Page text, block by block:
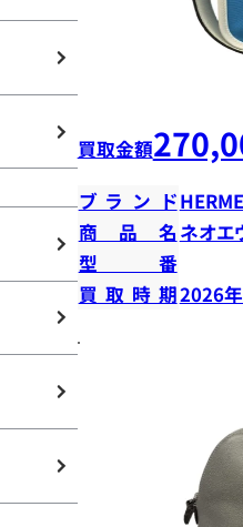
買取金額
ブランド
商品名 ネオエ
型番
買取時期2026